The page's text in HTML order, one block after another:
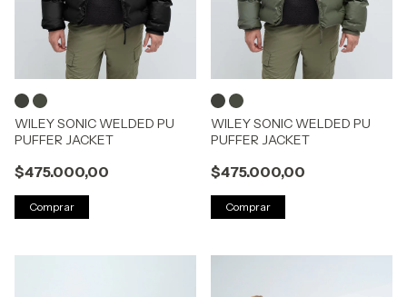
WILEY SONIC WELDED PU
PUFFER JACKET
$475.000,00
Comprar
WILEY SONIC WELDED PU
PUFFER JACKET
$475.000,00
Comprar